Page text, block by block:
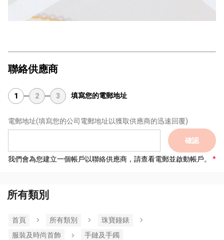
聯絡供應商
1 2 3 填寫您的電郵地址
電郵地址(填寫您的公司電郵地址以獲取供應商的迅速回覆)
確認
我們會為您建立一個帳戶以聯絡供應商，請查看電郵並啟動帳戶。
所有類別
首頁 所有類別
珠寶鐘錶
服裝及時尚首飾
手鏈及手鐲